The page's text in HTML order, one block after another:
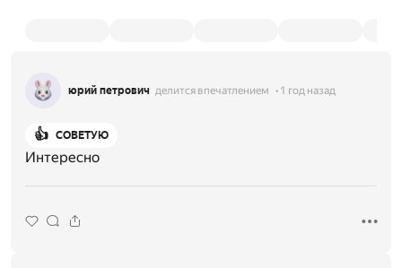
юрий петрович делится впечатлением 1 год назад
👍 СОВЕТУЮ
Интересно